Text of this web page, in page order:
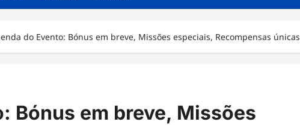
do Evento: Bónus em breve, Missões especiais, Recompensas únicas
Bónus em breve, Missões